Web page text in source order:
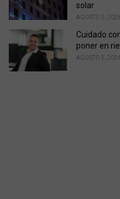
solar
AGOSTO 5,
Cuidado
poner en
AGOSTO 5,